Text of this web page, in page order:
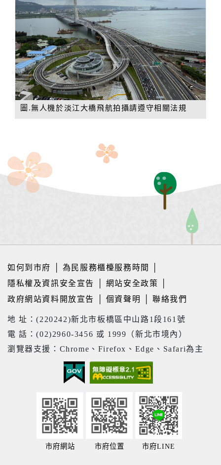
圖.無人機於淡江大橋飛航拍攝請遵守相關法規
如何到市府 為民服務櫃檯服務時間
隱私權及資訊安全宣告
網站安全政策
政府網站資料開放宣告
個資聲明 │聯絡我們
地 址：(220242)新北市板橋區中山路1段161號
電 話：(02)2960-3456 或 1999（新北市境內）
瀏覽器支援：Chrome、Firefox、Edge、Safari為主
市府網站 市府位置 市府LINE